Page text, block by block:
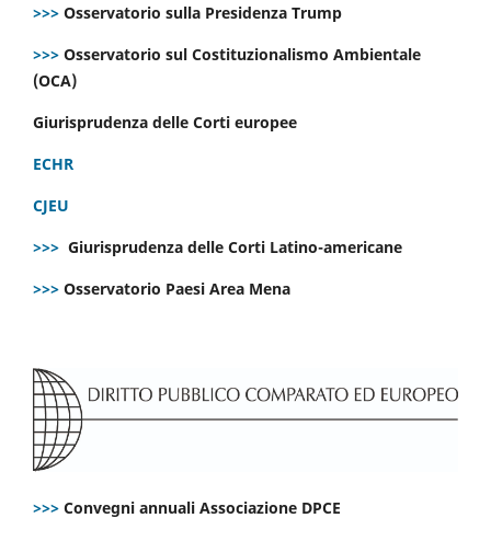
>>> Osservatorio sulla Presidenza Trump
>>> Osservatorio sul Costituzionalismo Ambientale
(OCA)
Giurisprudenza delle Corti europee
ECHR
CJEU
>>> Giurisprudenza delle Corti Latino-americane
>>> Osservatorio Paesi Area Mena
>>> Convegni annuali Associazione DPCE